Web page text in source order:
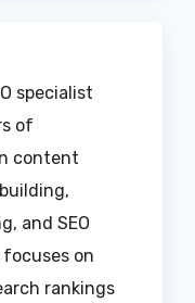
specialist
of
content
and SEO
on
rankings